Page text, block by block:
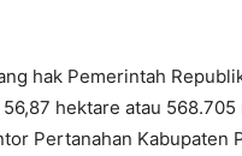
hak Pemerintah
hektare atau
Pertanahan Kabupaten